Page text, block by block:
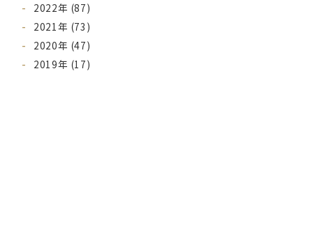
2022年 (87)
2021年 (73)
2020年 (47)
2019年 (17)